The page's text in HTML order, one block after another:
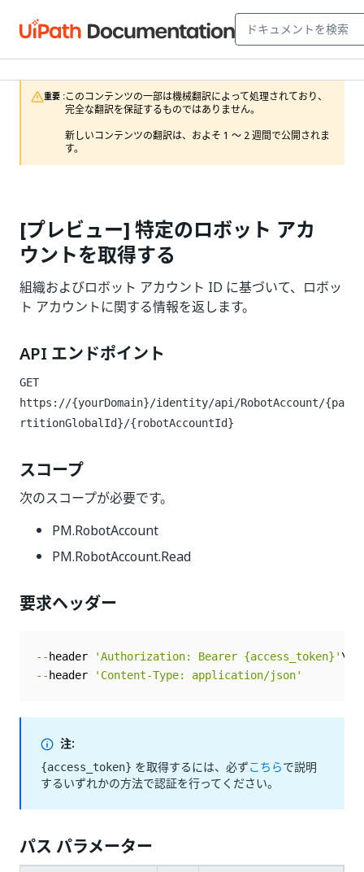
重要 :このコンテンツの一部は機械翻訳によって処理されており、
完全な翻訳を保証するものではありません。
新しいコンテンツの翻訳は、およそ 1 ～ 2 週間で公開されま
す。
[プレビュー] 特定のロボット アカ
ウントを取得する
組織およびロボット アカウント ID に基づいて、ロボッ
ト アカウントに関する情報を返します。
API エンドポイント
GET
https://{yourDomain}/identity/api/RobotAccount/{pa
rtitionGlobalId}/{robotAccountId}
スコープ
次のスコープが必要です。
PM.RobotAccount
PM.RobotAccount.Read
要求ヘッダー
-- header 'Authorization: Bearer {access_token}'
-- header 'Content-Type: application/json'
注:
{access_token} を取得するには、必ずこちらで説明
するいずれかの方法で認証を行ってください。
パス パラメーター